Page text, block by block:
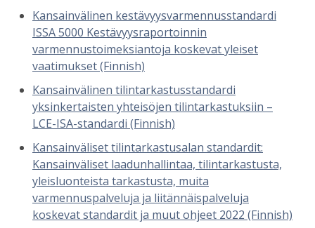
Kansainvälinen kestävyysvarmennusstandardi
ISSA 5000 Kestävyysraportoinnin
varmennustoimeksiantoja koskevat yleiset
vaatimukset (Finnish)
Kansainvälinen tilintarkastusstandardi
yksinkertaisten yhteisöjen tilintarkastuksiin –
LCE-ISA-standardi (Finnish)
Kansainväliset tilintarkastusalan standardit:
Kansainväliset laadunhallintaa, tilintarkastusta,
yleisluonteista tarkastusta, muita
varmennuspalveluja ja liitännäispalveluja
koskevat standardit ja muut ohjeet 2022 (Finnish)